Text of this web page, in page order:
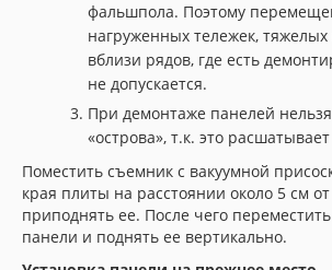
фальшпола. Поэтому
нагруженных тележек,
вблизи рядов, где есть
не допускается.
При демонтаже панелей
«острова», т.к. это
Поместить съемник с вакуумной
края плиты на расстоянии около 5 см от
приподнять ее. После чего
панели и поднять ее вертикально.